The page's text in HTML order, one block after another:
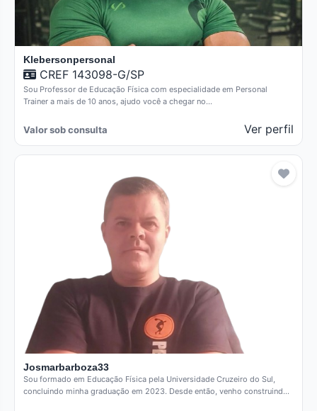
Klebersonpersonal
CREF 143098-G/SP
Sou Professor de Educação Física com especialidade em Personal
Trainer a mais de 10 anos, ajudo você a chegar no…
Valor sob consulta Ver perfil
Josmarbarboza33
Sou formado em Educação Física pela Universidade Cruzeiro do Sul,
concluindo minha graduação em 2023. Desde então, venho construindo